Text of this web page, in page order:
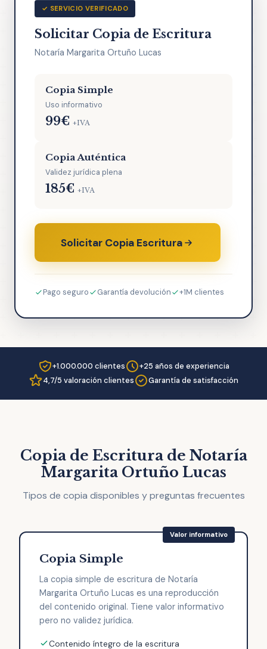
✓ SERVICIO VERIFICADO
Solicitar Copia de Escritura
Notaría Margarita Ortuño Lucas
Copia Simple
Uso informativo
99€ +IVA
Copia Auténtica
Validez jurídica plena
185€ +IVA
Solicitar Copia Escritura
Pago seguro Garantía devolución +1M clientes
+1.000.000 clientes
+25 años de experiencia
4,7/5 valoración clientes
Garantía de satisfacción
Copia de Escritura de Notaría
Margarita Ortuño Lucas
Tipos de copia disponibles y preguntas frecuentes
Copia Simple
La copia simple de escritura de Notaría
Margarita Ortuño Lucas es una reproducción
del contenido original. Tiene valor informativo
pero no validez jurídica.
Contenido íntegro de la escritura